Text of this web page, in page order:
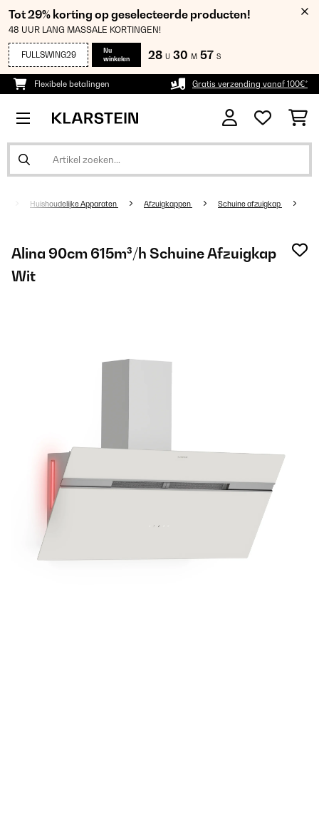
Tot 29% korting op geselecteerde producten!
48 UUR LANG MASSALE KORTINGEN!
FULLSWING29
Nu
winkelen
28 U 30 M 57 S
Flexibele betalingen Gratis verzending vanaf 100€*
Huishoudelijke Apparaten Afzuigkappen Schuine afzuigkap
Alina 90cm 615m³/h Schuine Afzuigkap
Wit